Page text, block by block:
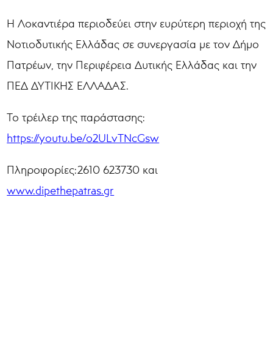
Η Λοκαντιέρα περιοδεύει στην ευρύτερη περιοχή της
Νοτιοδυτικής Ελλάδας σε συνεργασία με τον Δήμο
Πατρέων, την Περιφέρεια Δυτικής Ελλάδας και την
ΠΕΔ ΔΥΤΙΚΗΣ ΕΛΛΑΔΑΣ.
Το τρέιλερ της παράστασης:
https://youtu.be/o2ULvTNcGsw
Πληροφορίες:2610 623730 και
www.dipethepatras.gr